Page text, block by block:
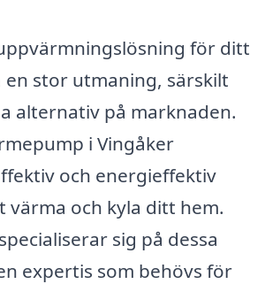
för ditt
en stor utmaning, särskilt
alternativ på marknaden.
i Vingåker
och energieffektiv
värma och kyla ditt hem.
sig på dessa
expertis som behövs för